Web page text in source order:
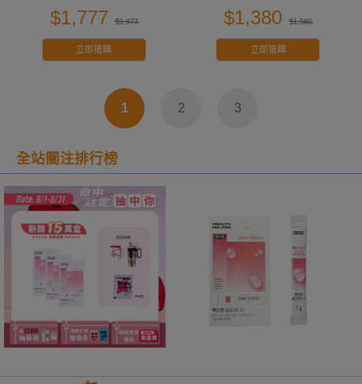
$1,777 $1,977
立即搶購
$1,380 $1,580
立即搶購
1 2 3
全站關注排行榜